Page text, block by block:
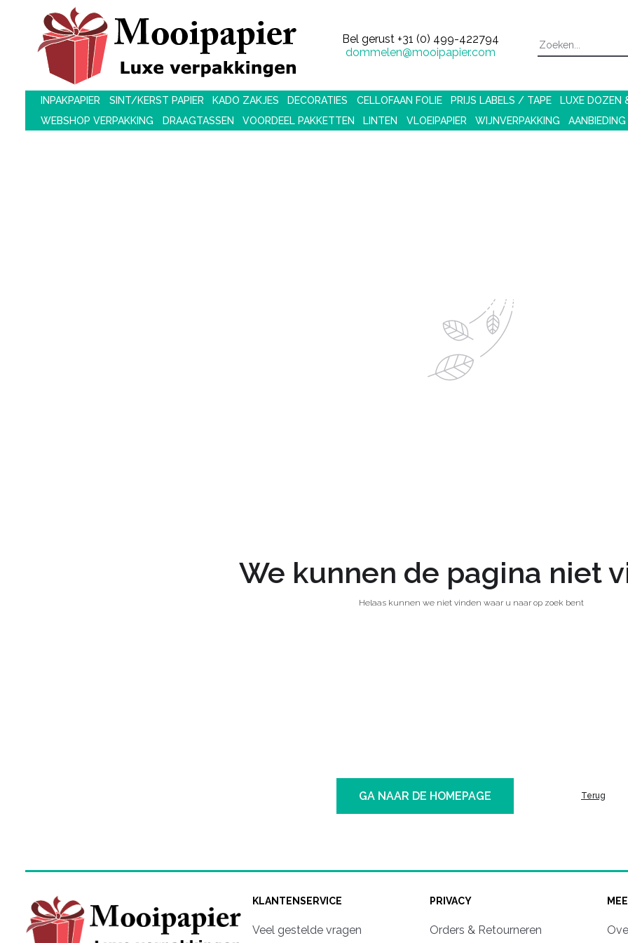
Bel gerust +31 (0) 499-422794
dommelen@mooipapier.com
INPAKPAPIER SINT/KERST PAPIER KADO ZAKJES DECORATIES CELLOFAAN FOLIE PRIJS LABELS / TAPE LUXE DOZEN
WEBSHOP VERPAKKING
DRAAGTASSEN VOORDEEL PAKKETTEN LINTEN VLOEIPAPIER WIJNVERPAKKING
We kunnen de pagina niet
Helaas kunnen we niet vinden waar u naar op zoek bent
GA NAAR DE HOMEPAGE Terug
KLANTENSERVICE
Veel gestelde vragen
PRIVACY
Orders & Retourneren